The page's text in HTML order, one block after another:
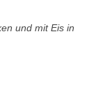
und mit Eis in